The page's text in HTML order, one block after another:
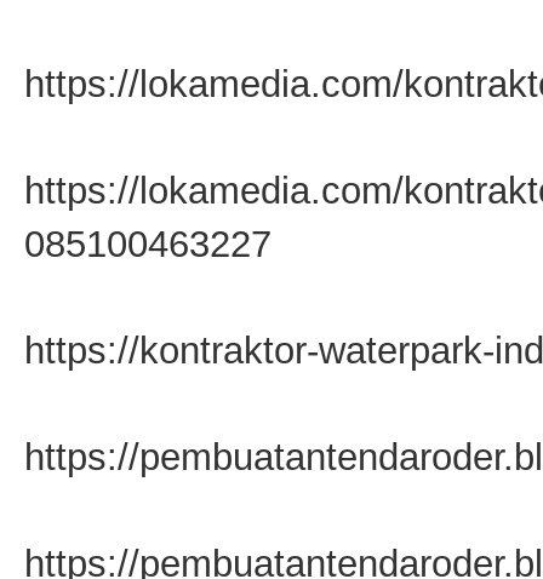
https://lokamedia.com/
https://lokamedia.com/
085100463227
https://kontraktor-waterpark-
https://
https://